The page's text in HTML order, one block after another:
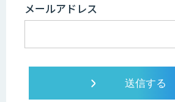
メールアドレス